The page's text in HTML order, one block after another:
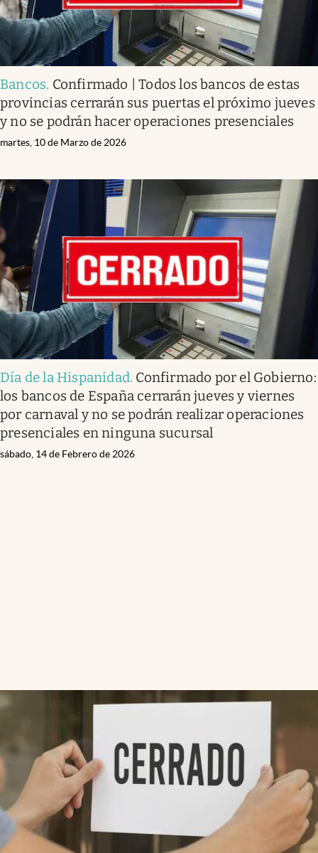
Bancos. Confirmado | Todos los bancos de estas
provincias cerrarán sus puertas el próximo jueves
y no se podrán hacer operaciones presenciales
martes, 10 de Marzo de 2026
Día de la Hispanidad. Confirmado por el Gobierno:
los bancos de España cerrarán jueves y viernes
por carnaval y no se podrán realizar operaciones
presenciales en ninguna sucursal
sábado, 14 de Febrero de 2026